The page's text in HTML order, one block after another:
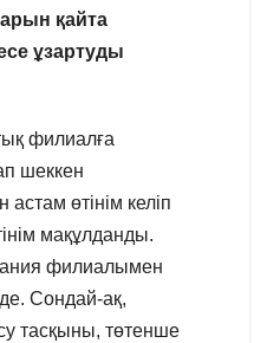
қайта
ұзартуды
филиалға
шеккен
өтінім келіп
мақұлданды.
филиалымен
Сондай-ақ,
тасқыны, төтенше